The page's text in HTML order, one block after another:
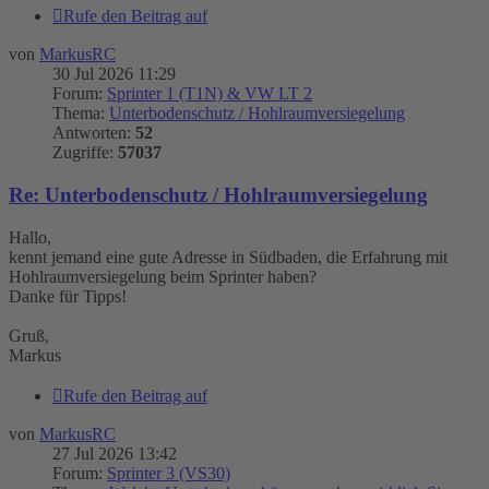
Rufe den Beitrag auf
von MarkusRC
30 Jul 2026 11:29
Forum: Sprinter 1 (T1N) & VW LT 2
Thema: Unterbodenschutz / Hohlraumversiegelung
Antworten: 52
Zugriffe: 57037
Re: Unterbodenschutz / Hohlraumversiegelung
Hallo,
kennt jemand eine gute Adresse in Südbaden, die Erfahrung mit
Hohlraumversiegelung beim Sprinter haben?
Danke für Tipps!
Gruß,
Markus
Rufe den Beitrag auf
von MarkusRC
27 Jul 2026 13:42
Forum: Sprinter 3 (VS30)